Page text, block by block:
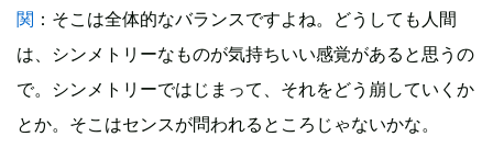
関 ：そこは全体的なバランスですよね。どうしても人間
は、シンメトリーなものが気持ちいい感覚があると思うの
で。シンメトリーではじまって、それをどう崩していくか
とか。そこはセンスが問われるところじゃないかな。